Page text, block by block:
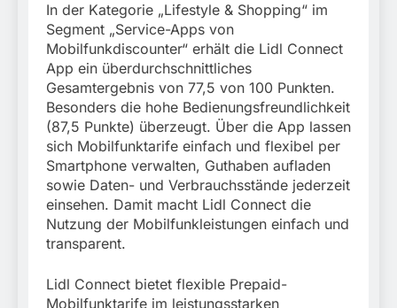
In der Kategorie „Lifestyle & Shopping“ im
Segment „Service-Apps von
Mobilfunkdiscounter“ erhält die Lidl Connect
App ein überdurchschnittliches
Gesamtergebnis von 77,5 von 100 Punkten.
Besonders die hohe Bedienungsfreundlichkeit
(87,5 Punkte) überzeugt. Über die App lassen
sich Mobilfunktarife einfach und flexibel per
Smartphone verwalten, Guthaben aufladen
sowie Daten- und Verbrauchsstände jederzeit
einsehen. Damit macht Lidl Connect die
Nutzung der Mobilfunkleistungen einfach und
transparent.
Lidl Connect bietet flexible Prepaid-
Mobilfunktarife im leistungsstarken